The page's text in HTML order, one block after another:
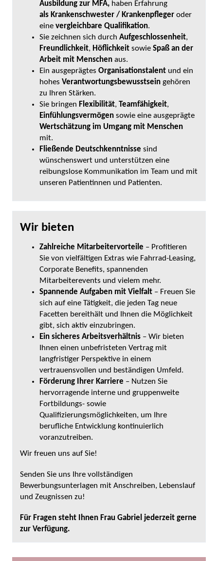
Ausbildung zur MFA, haben Erfahrung
als Krankenschwester / Krankenpfleger oder
eine vergleichbare Qualifikation.
Sie zeichnen sich durch Aufgeschlossenheit,
Freundlichkeit, Höflichkeit sowie Spaß an der
Arbeit mit Menschen aus.
Ein ausgeprägtes Organisationstalent und ein
hohes Verantwortungsbewusstsein gehören
zu Ihren Stärken.
Sie bringen Flexibilität, Teamfähigkeit,
Einfühlungsvermögen sowie eine ausgeprägte
Wertschätzung im Umgang mit Menschen
mit.
Fließende Deutschkenntnisse sind
wünschenswert und unterstützen eine
reibungslose Kommunikation im Team und mit
unseren Patientinnen und Patienten.
Wir bieten
Zahlreiche Mitarbeitervorteile – Profitieren
Sie von vielfältigen Extras wie Fahrrad-Leasing,
Corporate Benefits, spannenden
Mitarbeiterevents und vielem mehr.
Spannende Aufgaben mit Vielfalt – Freuen Sie
sich auf eine Tätigkeit, die jeden Tag neue
Facetten bereithält und Ihnen die Möglichkeit
gibt, sich aktiv einzubringen.
Ein sicheres Arbeitsverhältnis – Wir bieten
Ihnen einen unbefristeten Vertrag mit
langfristiger Perspektive in einem
vertrauensvollen und beständigen Umfeld.
Förderung Ihrer Karriere – Nutzen Sie
hervorragende interne und gruppenweite
Fortbildungs- sowie
Qualifizierungsmöglichkeiten, um Ihre
berufliche Entwicklung kontinuierlich
voranzutreiben.
Wir freuen uns auf Sie!
Senden Sie uns Ihre vollständigen
Bewerbungsunterlagen mit Anschreiben, Lebenslauf
und Zeugnissen zu!
Für Fragen steht Ihnen Frau Gabriel jederzeit gerne
zur Verfügung.